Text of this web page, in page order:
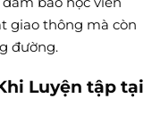
giao thông mà còn
đường.
Luyện tập tại